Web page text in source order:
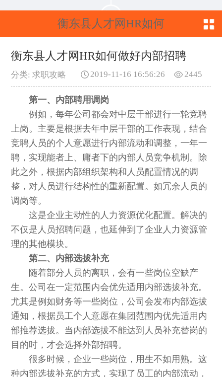
衡东县人才网HR如何
做好内部招聘
衡东县人才网HR如何做好内部招聘
分类: 求职攻略 2445
2019-11-16 16:56:26
第一、内部聘用调岗
例如，每年公司都会对中层干部进行一轮竞聘
上岗。主要是根据去年中层干部的工作表现，结合
竞聘人员的个人意愿进行内部流动和调整，一年一
聘，实现能者上、庸者下的内部人员竞争机制。除
此之外，根据内部组织架构和人员配置情况的调
整，对人员进行结构性的重新配置。如冗余人员的
调岗等。
这是企业主动性的人力资源优化配置。解决的
不仅是人员招聘问题，也延伸到了企业人力资源管
理的其他模块。
第二、内部选拔补充
随着部分人员的离职，会有一些岗位空缺产
生。公司在一定范围内会优先适用内部选拔补充。
尤其是例如财务等一些岗位，公司会发布内部选拔
通知，根据员工个人意愿在集团范围内优先适用内
部推荐选拔。当内部选拔不能达到人员补充替岗的
目的时，才会选择外部招聘。
很多时候，企业一些岗位，用生不如用熟。这
种内部选拔补充的方式，实现了员工的内部流动，